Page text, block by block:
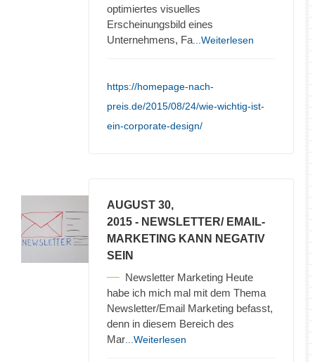
optimiertes visuelles
Erscheinungsbild eines
Unternehmens, Fa ...Weiterlesen
https://homepage-nach-
preis.de/2015/08/24/wie-wichtig-ist-
ein-corporate-design/
AUGUST 30,
2015 - NEWSLETTER/ EMAIL-
MARKETING KANN NEGATIV
SEIN
Newsletter Marketing Heute
habe ich mich mal mit dem Thema
Newsletter/Email Marketing befasst,
denn in diesem Bereich des
Mar ...Weiterlesen